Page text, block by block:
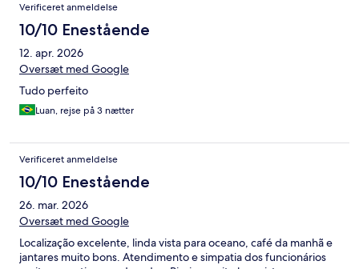
Verificeret anmeldelse
10/10 Enestående
12. apr. 2026
Oversæt med Google
Tudo perfeito
Luan, rejse på 3 nætter
Verificeret anmeldelse
10/10 Enestående
26. mar. 2026
Oversæt med Google
Localização excelente, linda vista para oceano, café da manhã e
jantares muito bons. Atendimento e simpatia dos funcionários